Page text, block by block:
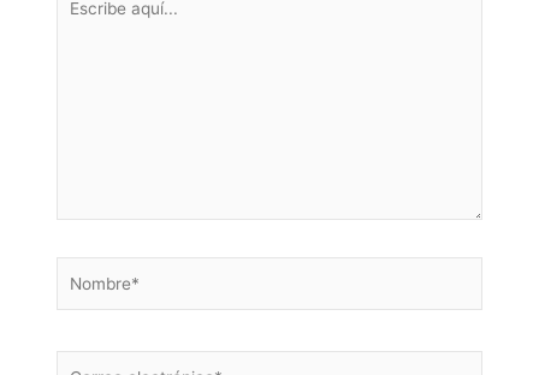
aquí...